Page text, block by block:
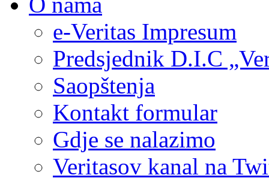
e-Veritas Impresum
Predsjednik D.I.C
Saopštenja
Kontakt formular
Gdje se nalazimo
Veritasov kanal na